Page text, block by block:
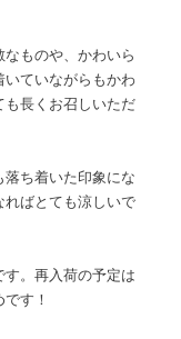
ものや、かわいら
いていながらもかわ
も長くお召しいただ
ち着いた印象にな
ればとても涼しいで
す。再入荷の予定は
す！